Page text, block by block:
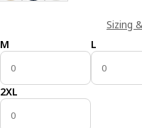
Sizing
M L
2XL